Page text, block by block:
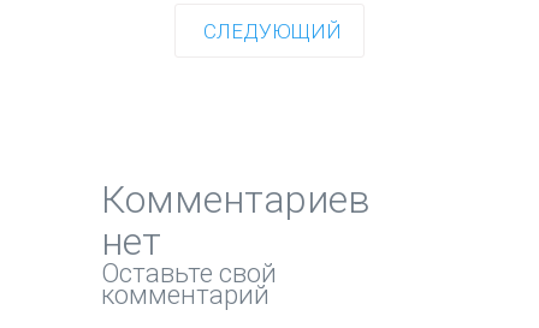
СЛЕДУЮЩИЙ
Комментариев
нет
Оставьте свой
комментарий